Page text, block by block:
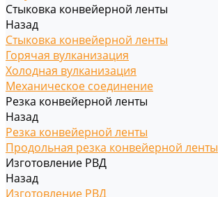
Стыковка конвейерной ленты
Назад
Стыковка конвейерной ленты
Горячая вулканизация
Холодная вулканизация
Механическое соединение
Резка конвейерной ленты
Назад
Резка конвейерной ленты
Продольная резка конвейерной ленты
Изготовление РВД
Назад
Изготовление РВД